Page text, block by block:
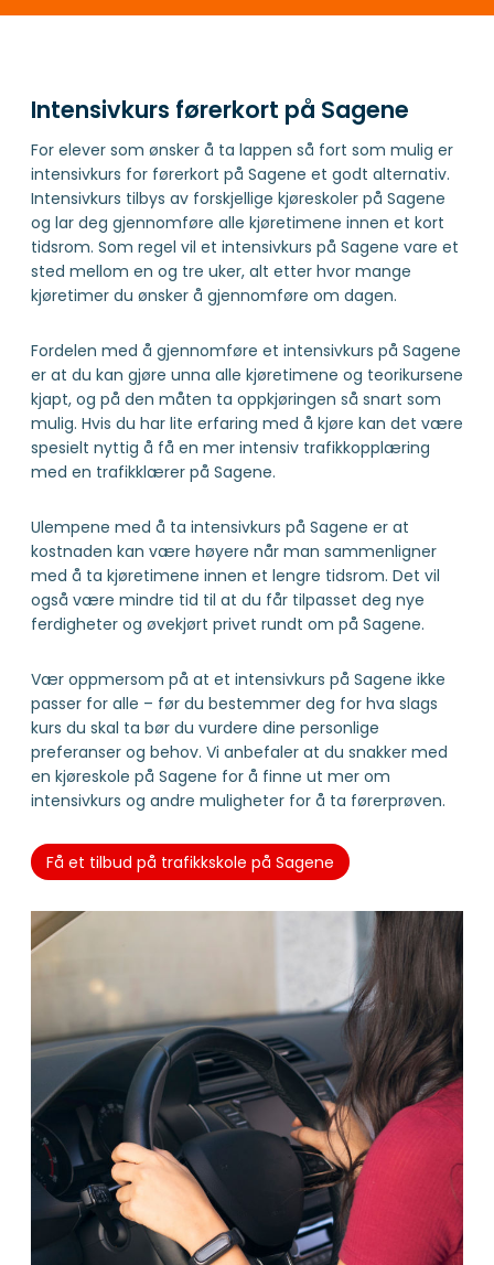
Intensivkurs førerkort på Sagene
For elever som ønsker å ta lappen så fort som mulig er
intensivkurs for førerkort på Sagene et godt alternativ.
Intensivkurs tilbys av forskjellige kjøreskoler på Sagene
og lar deg gjennomføre alle kjøretimene innen et kort
tidsrom. Som regel vil et intensivkurs på Sagene vare et
sted mellom en og tre uker, alt etter hvor mange
kjøretimer du ønsker å gjennomføre om dagen.
Fordelen med å gjennomføre et intensivkurs på Sagene
er at du kan gjøre unna alle kjøretimene og teorikursene
kjapt, og på den måten ta oppkjøringen så snart som
mulig. Hvis du har lite erfaring med å kjøre kan det være
spesielt nyttig å få en mer intensiv trafikkopplæring
med en trafikklærer på Sagene.
Ulempene med å ta intensivkurs på Sagene er at
kostnaden kan være høyere når man sammenligner
med å ta kjøretimene innen et lengre tidsrom. Det vil
også være mindre tid til at du får tilpasset deg nye
ferdigheter og øvekjørt privet rundt om på Sagene.
Vær oppmersom på at et intensivkurs på Sagene ikke
passer for alle – før du bestemmer deg for hva slags
kurs du skal ta bør du vurdere dine personlige
preferanser og behov. Vi anbefaler at du snakker med
en kjøreskole på Sagene for å finne ut mer om
intensivkurs og andre muligheter for å ta førerprøven.
Få et tilbud på trafikkskole på Sagene